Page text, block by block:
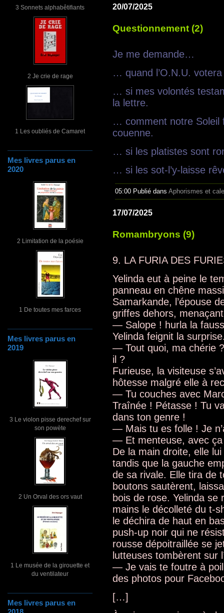
3 Sonnets alphabêtifiants
2 Je crie de rage
1 Les oubliés de Camaret
Mes livres parus en
2020
2 Limitation de la poésie
1 De toutes mes farces
Mes livres parus en
2019
3 Le violon pisse derechef sur
son powète
2 Un Orval des ors vaut
1 Le musée de la girouette et
du ventilateur
Mes livres parus en
20/07/2025
Questionnement (2)
Je me demande…
… quand l’O.N.U.
… si mes volontés
la lettre.
… comment notre Soleil
couenne.
… si les platistes sont
… si les sot-l’y-laisse
05:00 Publié dans Aphorismes et
17/07/2025
Romambryons (9)
9. LA FURIA DES
Yelinda eut à peine le
panneau en chêne
Samarkande, l’épouse
griffes dehors,
— Salope ! hurla la
Yelinda feignit la
— Tout quoi, ma chérie
il ?
Furieuse, la visiteuse
hôtesse malgré elle à
— Tu couches avec
Traînée ! Pétasse ! Tu
dans ton genre !
— Mais tu es folle ! Je
— Et menteuse, avec
De la main droite, elle
tandis que la gauche
de sa rivale. Elle tira de
boutons sautèrent,
bois de rose. Yelinda se
mains le décolleté du t-
le déchira de haut en
push-up noir qui ne
rousse dépoitraillée se
lutteuses tombèrent sur
— Je vais te foutre à
des photos pour
[…]